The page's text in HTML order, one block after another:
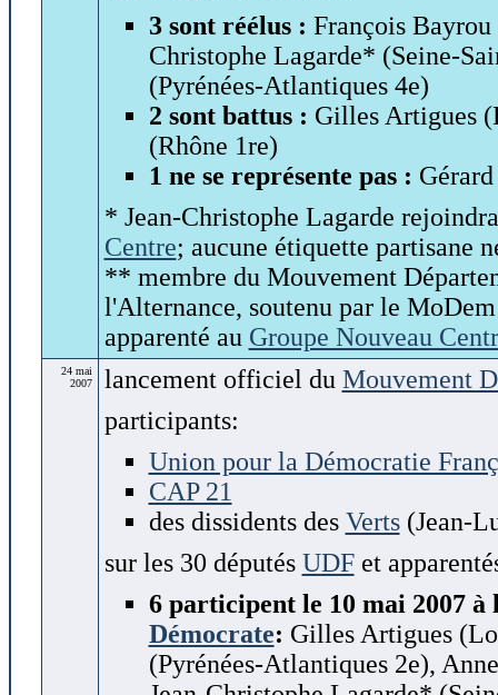
3 sont réélus : François Bayrou
Christophe Lagarde* (Seine-
(Pyrénées-Atlantiques 4e)
2 sont battus : Gilles Artigues
(Rhône 1re)
1 ne se représente pas :
* Jean-Christophe Lagarde
Centre; aucune étiquette partisane
** membre du Mouvement
l'Alternance, soutenu par le
apparenté au Groupe Nouveau
24 mai
2007
lancement officiel du Mouvement
participants:
Union pour la Démocratie
CAP 21
des dissidents des Verts(Jean-
sur les 30 députés UDFet
6 participent le 10 mai 2007
Démocrate: Gilles Artigues
(Pyrénées-Atlantiques 2e),